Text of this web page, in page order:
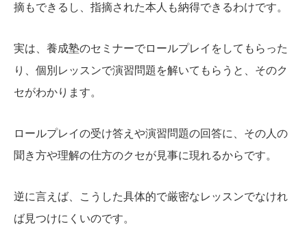
摘もできるし、指摘された本人も納得できるわけです。
実は、養成塾のセミナーでロールプレイをしてもらった
り、個別レッスンで演習問題を解いてもらうと、そのク
セがわかります。
ロールプレイの受け答えや演習問題の回答に、その人の
聞き方や理解の仕方のクセが見事に現れるからです。
逆に言えば、こうした具体的で厳密なレッスンでなけれ
ば見つけにくいのです。